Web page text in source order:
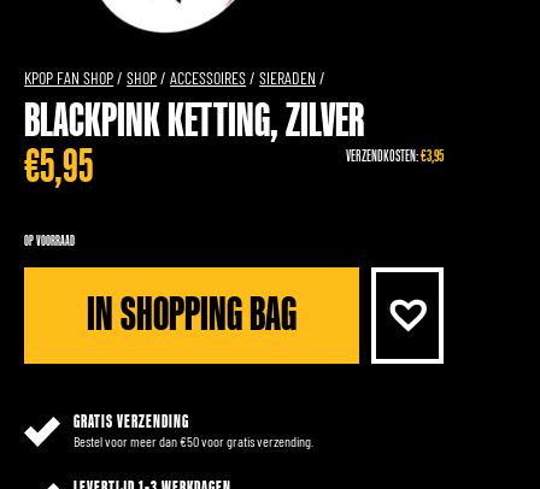
KPOP FAN SHOP /SHOP /ACCESSOIRES /SIERADEN /
BLACKPINK KETTING, ZILVER
€5,95 VERZENDKOSTEN:€3,95
OP VOORRAAD
IN SHOPPING BAG
GRATIS VERZENDING
Bestel voor meer dan €50 voor gratis verzending.